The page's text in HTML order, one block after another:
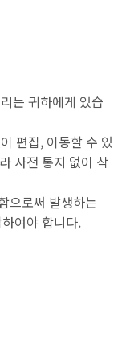
는 귀하에게 있습
편집, 이동할 수 있
사전 통지 없이 삭
으로써 발생하는
여야 합니다.